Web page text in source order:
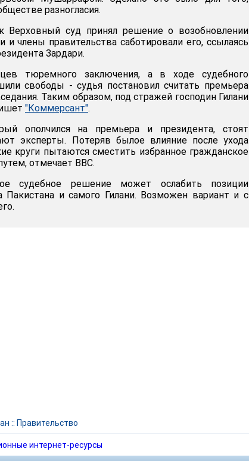
разногласия.
Верховный суд принял решение о возобновлении
и члены правительства саботировали его, ссылаясь
Зардари.
тюремного заключения, а в ходе судебного
свободы - судья постановил считать премьера
Таким образом, под стражей господин Гилани
"Коммерсант".
ополчился на премьера и президента, стоят
эксперты. Потеряв былое влияние после ухода
круги пытаются сместить избранное гражданское
отмечает BBC.
судебное решение может ослабить позиции
Пакистана и самого Гилани. Возможен вариант и с
:: Правительство
интернет-ресурсы